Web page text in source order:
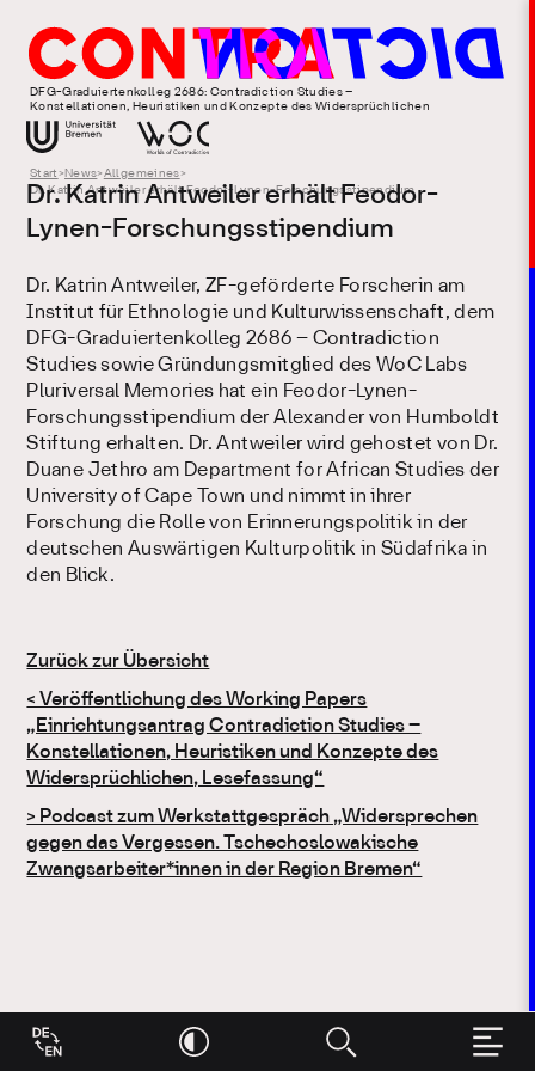
DFG-Graduiertenkolleg 2686: Contradiction Studies –
Konstellationen, Heuristiken und Konzepte des Widersprüchlichen
Start > News> Allgemeines>
Dr. Katrin Antweiler erhält Feodor-Lynen-Forschungsstipendium
Dr. Katrin Antweiler erhält Feodor-
Lynen-Forschungsstipendium
Dr. Katrin Antweiler, ZF-geförderte Forscherin am
Institut für Ethnologie und Kulturwissenschaft, dem
DFG-Graduiertenkolleg 2686 – Contradiction
Studies sowie Gründungsmitglied des WoC Labs
Pluriversal Memories hat ein Feodor-Lynen-
Forschungsstipendium der Alexander von Humboldt
Stiftung erhalten. Dr. Antweiler wird gehostet von Dr.
Duane Jethro am Department for African Studies der
University of Cape Town und nimmt in ihrer
Forschung die Rolle von Erinnerungspolitik in der
deutschen Auswärtigen Kulturpolitik in Südafrika in
den Blick.
Zurück zur Übersicht
Beitragsnavigation
< Veröffentlichung des Working Papers
„Einrichtungsantrag Contradiction Studies –
Konstellationen, Heuristiken und Konzepte des
Widersprüchlichen, Lesefassung“
> Podcast zum Werkstattgespräch „Widersprechen
gegen das Vergessen. Tschechoslowakische
Zwangsarbeiter*innen in der Region Bremen“